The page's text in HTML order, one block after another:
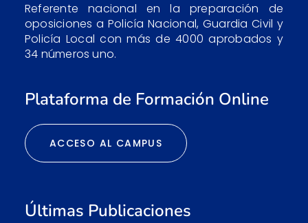
Referente nacional en la preparación de
oposiciones a Policía Nacional, Guardia Civil y
Policía Local con más de 4000 aprobados y
34 números uno.
Plataforma de Formación Online
ACCESO AL CAMPUS
Últimas Publicaciones